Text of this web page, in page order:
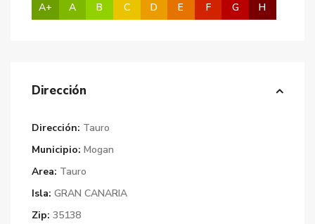
A+ A B C D E F G H
Dirección
Dirección: Tauro
Municipio: Mogan
Area: Tauro
Isla: GRAN CANARIA
Zip: 35138